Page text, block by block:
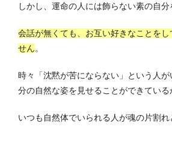
しかし、運命の人には飾らない素の自分
会話が無くても、お互い好きなことをし
せん。
時々「沈黙が苦にならない」という人が
分の自然な姿を見せることができている
いつも自然体でいられる人が魂の片割れ